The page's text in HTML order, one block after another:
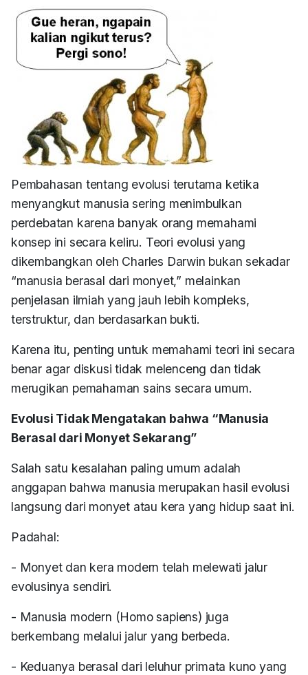
Pembahasan tentang evolusi terutama ketika
menyangkut manusia sering menimbulkan
perdebatan karena banyak orang memahami
konsep ini secara keliru. Teori evolusi yang
dikembangkan oleh Charles Darwin bukan sekadar
“manusia berasal dari monyet,” melainkan
penjelasan ilmiah yang jauh lebih kompleks,
terstruktur, dan berdasarkan bukti.
Karena itu, penting untuk memahami teori ini secara
benar agar diskusi tidak melenceng dan tidak
merugikan pemahaman sains secara umum.
Evolusi Tidak Mengatakan bahwa “Manusia
Berasal dari Monyet Sekarang”
Salah satu kesalahan paling umum adalah
anggapan bahwa manusia merupakan hasil evolusi
langsung dari monyet atau kera yang hidup saat ini.
Padahal:
- Monyet dan kera modern telah melewati jalur
evolusinya sendiri.
- Manusia modern (Homo sapiens) juga
berkembang melalui jalur yang berbeda.
- Keduanya berasal dari leluhur primata kuno yang